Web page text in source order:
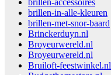
brillen-accessoires
brillen-in-alle-kleuren
brillen-met-snor-baard
Brinckerduyn.nl
Broyeurwereld.nl
Broyeurwereld.nl
Bruiloft-feestwinkel.nl